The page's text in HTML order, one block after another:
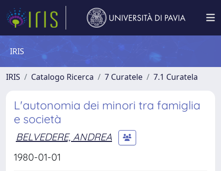
IRIS
IRIS Catalogo Ricerca 7 Curatele 7.1 Curatela
L'autonomia dei minori tra famiglia
e società
BELVEDERE, ANDREA
1980-01-01